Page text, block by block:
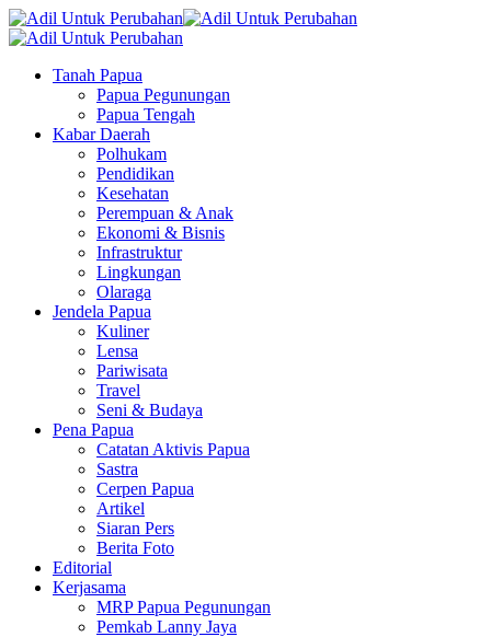
Tanah Papua
Papua Pegunungan
Papua Tengah
Kabar Daerah
Polhukam
Pendidikan
Kesehatan
Perempuan & Anak
Ekonomi & Bisnis
Infrastruktur
Lingkungan
Olaraga
Jendela Papua
Kuliner
Lensa
Pariwisata
Travel
Seni & Budaya
Pena Papua
Catatan Aktivis Papua
Sastra
Cerpen Papua
Artikel
Siaran Pers
Berita Foto
Editorial
Kerjasama
MRP Papua Pegunungan
Pemkab Lanny Jaya